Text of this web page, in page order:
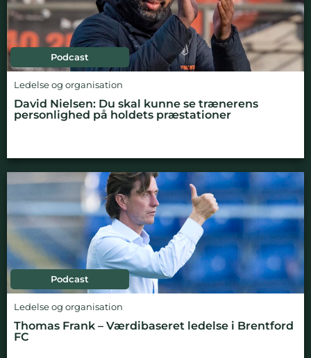
Podcast
Ledelse og organisation
David Nielsen: Du skal kunne se trænerens
personlighed på holdets præstationer
Podcast
Ledelse og organisation
Thomas Frank – Værdibaseret ledelse i Brentford
FC